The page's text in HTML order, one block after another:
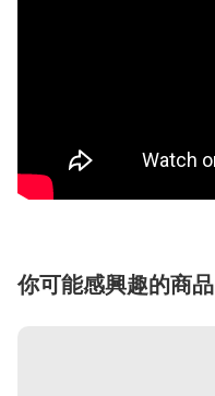
你可能感興趣的商品